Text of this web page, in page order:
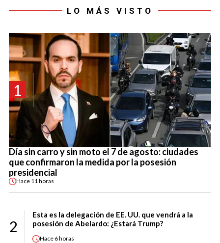
LO MÁS VISTO
1
Día sin carro y sin moto el 7 de agosto: ciudades
que confirmaron la medida por la posesión
presidencial
Hace 11 horas
2
Esta es la delegación de EE. UU. que vendrá a la
posesión de Abelardo: ¿Estará Trump?
Hace 6 horas